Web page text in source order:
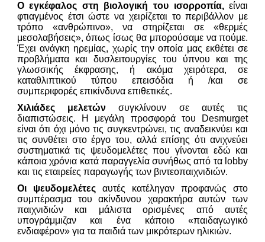
Ο εγκέφαλος στη βιολογική του ισορροπία,είναι
φτιαγμένος έτσι ώστε να χειρίζεται το περιβάλλον με
τρόπο «ανθρώπινο», να στηρίζεται σε «θερμές
μεσολαβήσεις», όπως ίσως θα μπορούσαμε να πούμε.
Έχει ανάγκη ηρεμίας, χωρίς την οποία μας εκθέτει σε
προβλήματα και δυσλειτουργίες του ύπνου και της
γλωσσικής έκφρασης, ή ακόμα χειρότερα, σε
καταθλιπτικού τύπου επεισόδια ή /και σε
συμπεριφορές επικίνδυνα επιθετικές.
Χιλιάδες μελετών συγκλίνουν σε αυτές τις
διαπιστώσεις. Η μεγάλη προσφορά του Desmurget
είναι ότι όχι μόνο τις συγκεντρώνει, τις αναδεικνύει και
τις συνθέτει στο έργο του, αλλά επίσης ότι ανιχνεύει
συστηματικά τις ψευδομελέτες που γίνονται εδώ και
κάποια χρόνια κατά παραγγελία συνήθως από τα lobby
και τις εταιρείες παραγωγής των βιντεοπαιχνιδιών.
Οι ψευδομελέτεςαυτές κατέληγαν προφανώς στο
συμπέρασμα του ακίνδυνου χαρακτήρα αυτών των
παιχνιδιών και μάλιστα ορισμένες από αυτές
υπογράμμιζαν και ένα κάποιο «παιδαγωγικό
ενδιαφέρον» για τα παιδιά των μικρότερων ηλικιών.